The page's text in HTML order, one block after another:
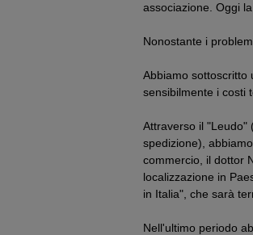
associazione. Oggi
Nonostante i
Abbiamo sottoscritto
sensibilmente i costi
Attraverso il "Leudo"
spedizione),
commercio, il dottor
localizzazione in
in Italia", che sarà
Nell'ultimo periodo